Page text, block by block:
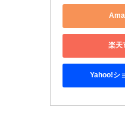
楽天
Yahoo!シ